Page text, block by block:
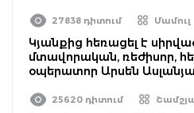
27838 դիտում Մամուլ
Կյանքից հեռացել է
մտավորական, ռեժիսոր,
օպերատոր Արսեն
25620 դիտում